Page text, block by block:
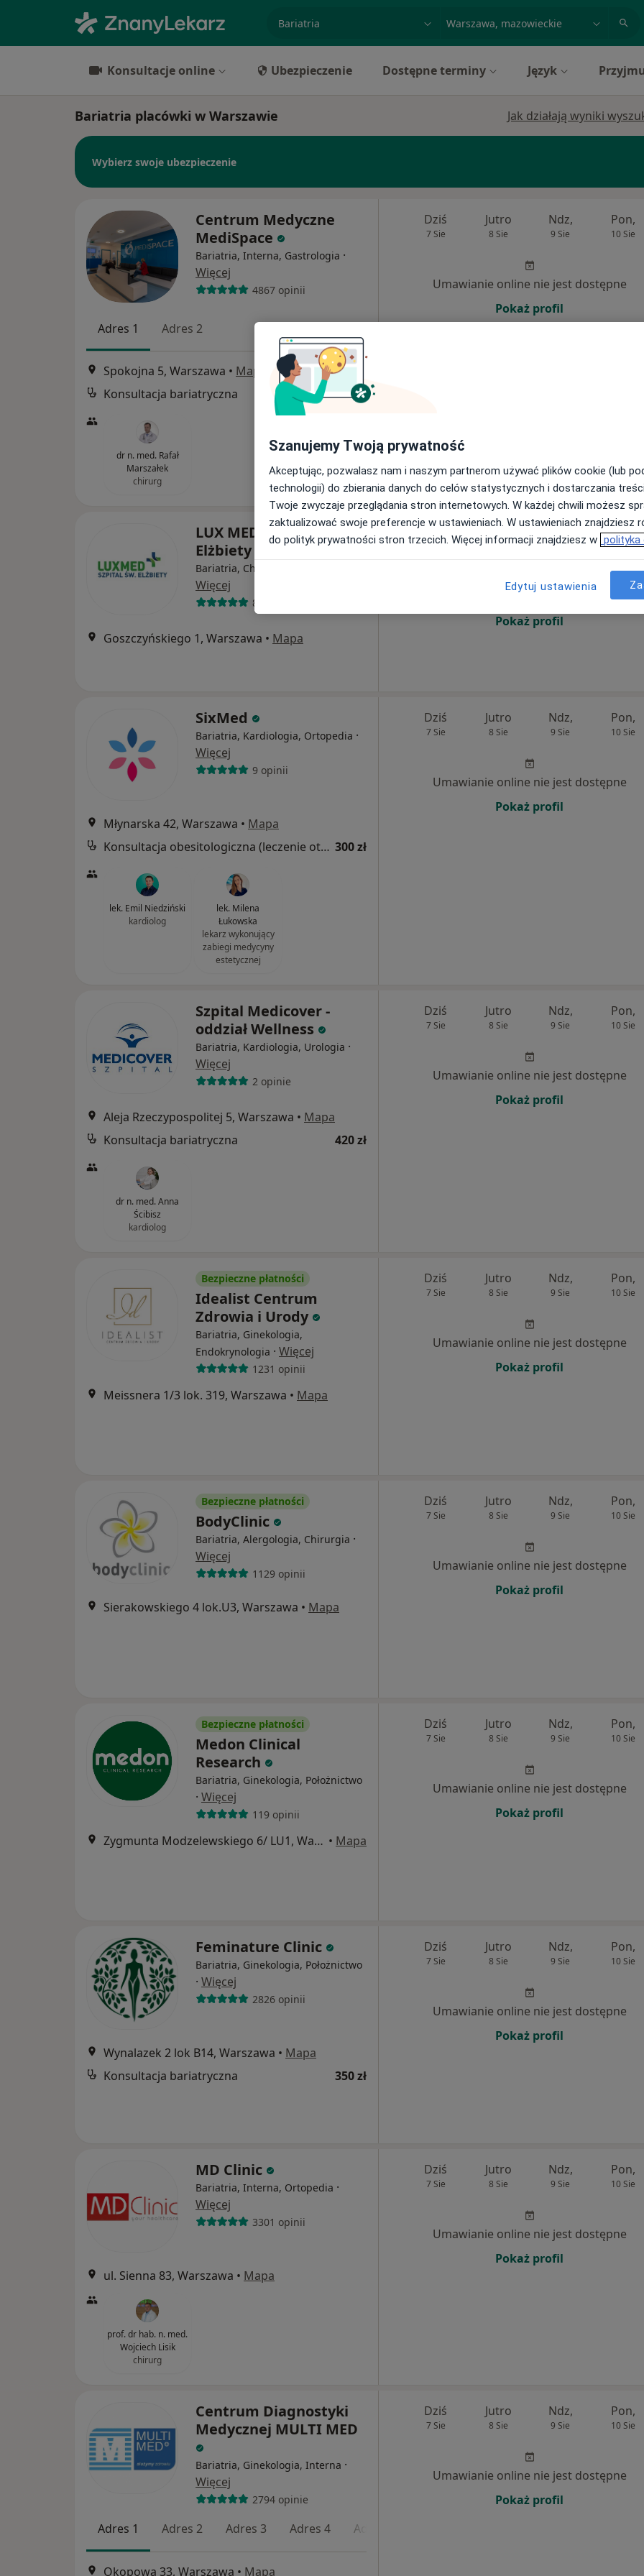
Konsultacje online Ubezpieczenie Dostępne terminy Język
Bariatria placówki w Warszawie Jak działają wyniki
Wybierz swoje ubezpieczenie
Centrum Medyczne
MediSpace
Bariatria, Interna, Gastrologia ·
Więcej
4867 opinii
Adres 1 Adres 2
Spokojna 5, Warszawa • Mapa
Konsultacja bariatryczna
300 zł
dr n. med. Rafał
Marszałek
chirurg
Dziś
7 Sie
Jutro
8 Sie
Ndz,
9 Sie
Pon,
10 Sie
Umawianie online nie jest dostępne
Pokaż profil
LUX MED Szpital Św.
Elżbiety
Bariatria, Chirurgia, Onkologia
Więcej
877 opinii
Goszczyńskiego 1, Warszawa • Mapa
Dziś
7 Sie
Jutro
8 Sie
Ndz,
9 Sie
Pon,
10 Sie
Umawianie online nie jest dostępne
Pokaż profil
SixMed
Bariatria, Kardiologia, Ortopedia ·
Więcej
9 opinii
Młynarska 42, Warszawa • Mapa
Konsultacja obesitologiczna (leczenie otyłości) 300 zł
lek. Emil Niedziński
kardiolog
lek. Milena
Łukowska
lekarz wykonujący
zabiegi medycyny
estetycznej
Dziś
7 Sie
Jutro
8 Sie
Ndz,
9 Sie
Pon,
10 Sie
Umawianie online nie jest dostępne
Pokaż profil
Szpital Medicover -
oddział Wellness
Bariatria, Kardiologia, Urologia ·
Więcej
2 opinie
Aleja Rzeczypospolitej 5, Warszawa • Mapa
Konsultacja bariatryczna
420 zł
dr n. med. Anna
Ścibisz
kardiolog
Dziś
7 Sie
Jutro
8 Sie
Ndz,
9 Sie
Pon,
10 Sie
Umawianie online nie jest dostępne
Pokaż profil
Bezpieczne płatności
Idealist Centrum
Zdrowia i Urody
Bariatria, Ginekologia,
Endokrynologia · Więcej
1231 opinii
Meissnera 1/3 lok. 319, Warszawa • Mapa
Dziś
7 Sie
Jutro
8 Sie
Ndz,
9 Sie
Pon,
10 Sie
Umawianie online nie jest dostępne
Pokaż profil
Bezpieczne płatności
BodyClinic
Bariatria, Alergologia, Chirurgia ·
Więcej
1129 opinii
Sierakowskiego 4 lok.U3, Warszawa • Mapa
Dziś
7 Sie
Jutro
8 Sie
Ndz,
9 Sie
Pon,
10 Sie
Umawianie online nie jest dostępne
Pokaż profil
Bezpieczne płatności
Medon Clinical
Research
Bariatria, Ginekologia, Położnictwo
· Więcej
119 opinii
Zygmunta Modzelewskiego 6/ LU1, Warszawa • Mapa
Dziś
7 Sie
Jutro
8 Sie
Ndz,
9 Sie
Pon,
10 Sie
Umawianie online nie jest dostępne
Pokaż profil
Feminature Clinic
Bariatria, Ginekologia, Położnictwo
· Więcej
2826 opinii
Wynalazek 2 lok B14, Warszawa • Mapa
Konsultacja bariatryczna
350 zł
Dziś
7 Sie
Jutro
8 Sie
Ndz,
9 Sie
Pon,
10 Sie
Umawianie online nie jest dostępne
Pokaż profil
MD Clinic
Bariatria, Interna, Ortopedia ·
Więcej
3301 opinii
ul. Sienna 83, Warszawa • Mapa
prof. dr hab. n. med.
Wojciech Lisik
chirurg
Dziś
7 Sie
Jutro
8 Sie
Ndz,
9 Sie
Pon,
10 Sie
Umawianie online nie jest dostępne
Pokaż profil
Centrum Diagnostyki
Medycznej MULTI MED
Bariatria, Ginekologia, Interna ·
Więcej
2794 opinie
Adres 1 Adres 2 Adres 3 Adres 4 Adres 5
Okopowa 33, Warszawa • Mapa
Dziś
7 Sie
Jutro
8 Sie
Ndz,
9 Sie
Pon,
10 Sie
Umawianie online nie jest dostępne
Pokaż profil
Szanujemy Twoją prywatność
Akceptując, pozwalasz nam i naszym partnerom używać plików cookie (lub
technologii) do zbierania danych do celów statystycznych i dostarczania
Twoje zwyczaje przeglądania stron internetowych. W każdej chwili możesz
zaktualizować swoje preferencje w ustawieniach. W ustawieniach znajdziesz
do polityk prywatności stron trzecich. Więcej informacji znajdziesz w polityka
Edytuj ustawienia